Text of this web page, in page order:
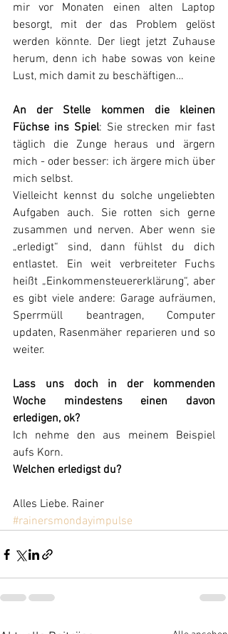
mir vor Monaten einen alten Laptop
besorgt, mit der das Problem gelöst
werden könnte. Der liegt jetzt Zuhause
herum, denn ich habe sowas von keine
Lust, mich damit zu beschäftigen…
An der Stelle kommen die kleinen
Füchse ins Spiel: Sie strecken mir fast
täglich die Zunge heraus und ärgern
mich - oder besser: ich ärgere mich über
mich selbst.
Vielleicht kennst du solche ungeliebten
Aufgaben auch. Sie rotten sich gerne
zusammen und nerven. Aber wenn sie
„erledigt“ sind, dann fühlst du dich
entlastet. Ein weit verbreiteter Fuchs
heißt „Einkommensteuererklärung“, aber
es gibt viele andere: Garage aufräumen,
Sperrmüll beantragen, Computer
updaten, Rasenmäher reparieren und so
weiter.
Lass uns doch in der kommenden
Woche mindestens einen davon
erledigen, ok?
Ich nehme den aus meinem Beispiel
aufs Korn.
Welchen erledigst du?
Alles Liebe. Rainer
#rainersmondayimpulse